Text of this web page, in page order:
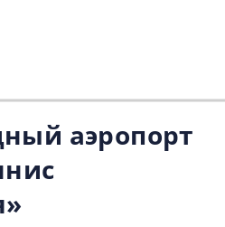
аэропорт